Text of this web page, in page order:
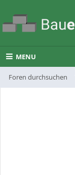
MENU
Foren durchsuchen